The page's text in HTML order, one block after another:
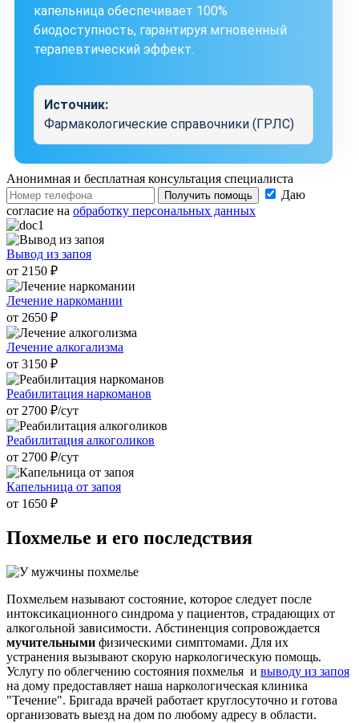
капельница обеспечивает 100%
биодоступность, гарантируя мгновенный
терапевтический эффект.
Источник:
Фармакологические справочники (ГРЛС)
Анонимная и бесплатная консультация специалиста
Получить помощь
Даю
согласие на обработку персональных данных
Вывод из запоя
от 2150 ₽
Лечение наркомании
от 2650 ₽
Лечение алкогализма
от 3150 ₽
Реабилитация наркоманов
от 2700 ₽/cут
Реабилитация алкоголиков
от 2700 ₽/cут
Капельница от запоя
от 1650 ₽
Похмелье и его последствия
Похмельем называют состояние, которое следует после
интоксикационного синдрома у пациентов, страдающих от
алкогольной зависимости. Абстиненция сопровождается
мучительными физическими симптомами. Для их
устранения вызывают скорую наркологическую помощь.
Услугу по облегчению состояния похмелья и выводу из запоя
на дому предоставляет наша наркологическая клиника
"Течение". Бригада врачей работает круглосуточно и готова
организовать выезд на дом по любому адресу в области.